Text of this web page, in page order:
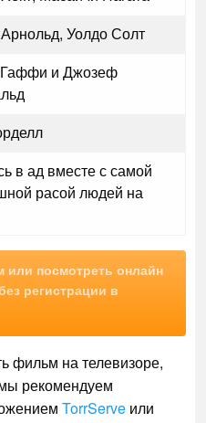
Уолдо Солт
Гаффи и Джозеф
в ад вместе с самой
расой людей на
или посмотреть онлайн
регистрации в
фильм на телевизоре,
рекомендуем
TorrServeили